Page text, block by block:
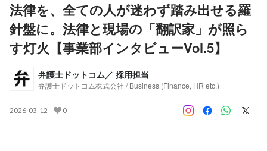
法律を、全ての人が迷わず踏み出せる羅
針盤に。法律と現場の「翻訳家」が照ら
す灯火【事業部インタビューVol.5】
弁護士ドットコム／ 採用担当
弁護士ドットコム株式会社 / Business (Finance, HR etc.)
2026-03-12 0